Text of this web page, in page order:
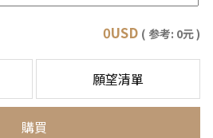
0USD ( 参考: 0元 )
願望清單
購買